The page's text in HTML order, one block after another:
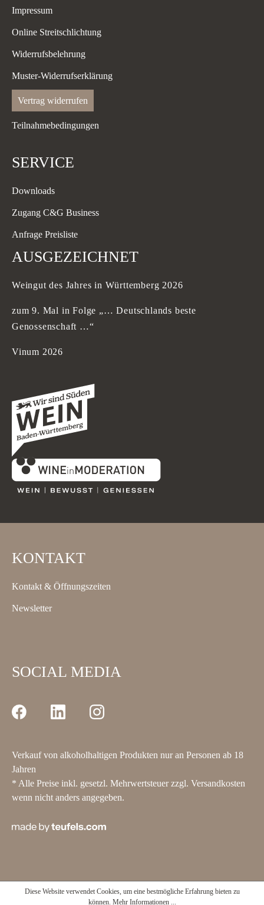
Impressum
Online Streitschlichtung
Widerrufsbelehrung
Muster-Widerrufserklärung
Vertrag widerrufen
Teilnahmebedingungen
SERVICE
Downloads
Zugang C&G Business
Anfrage Preisliste
AUSGEZEICHNET
Weingut des Jahres in Württemberg 2026
zum 9. Mal in Folge „… Deutschlands beste
Genossenschaft …“
Vinum 2026
KONTAKT
Kontakt & Öffnungszeiten
Newsletter
SOCIAL MEDIA
Verkauf von alkoholhaltigen Produkten nur an Personen ab 18
Jahren
* Alle Preise inkl. gesetzl. Mehrwertsteuer zzgl. Versandkosten
wenn nicht anders angegeben.
Diese Website verwendet Cookies, um eine bestmögliche Erfahrung bieten zu
können. Mehr Informationen ...